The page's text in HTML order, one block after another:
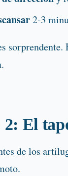
2-3
sorprendente.
El
de los